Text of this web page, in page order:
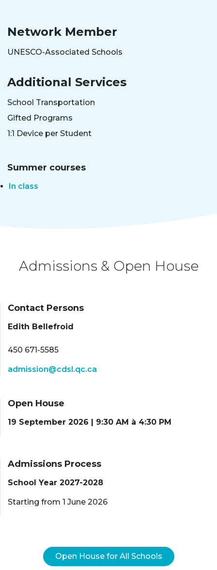
Network Member
UNESCO-Associated Schools
Additional Services
School Transportation
Gifted Programs
1:1 Device per Student
Summer courses
In class
Admissions & Open House
Contact Persons
Edith Bellefroid
450 671-5585
admission@cdsl.qc.ca
Open House
19 September 2026 | 9:30 AM à 4:30 PM
Admissions Process
School Year 2027-2028
Starting from 1 June 2026
Open House for All Schools